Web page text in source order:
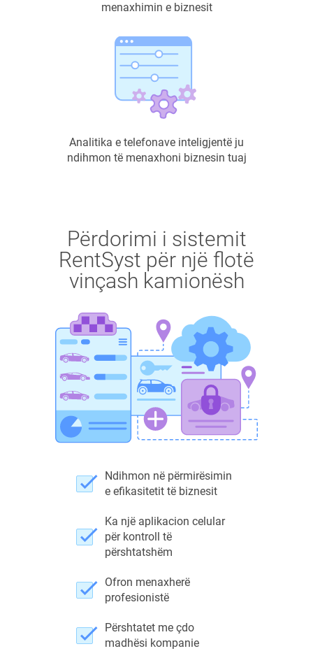
menaxhimin e biznesit
Analitika e telefonave inteligjentë ju
ndihmon të menaxhoni biznesin tuaj
Përdorimi i sistemit
RentSyst për një flotë
vinçash kamionësh
Ndihmon në përmirësimin
e efikasitetit të biznesit
Ka një aplikacion celular
për kontroll të
përshtatshëm
Ofron menaxherë
profesionistë
Përshtatet me çdo
madhësi kompanie